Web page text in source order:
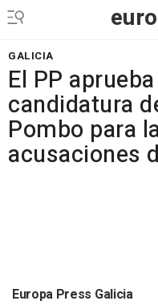
GALICIA
El PP
candidatura
Pombo para
acusaciones
Europa Press Galicia